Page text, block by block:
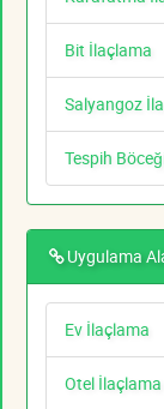
Bit İlaçlama
Salyangoz
Tespih
Uygulama
Ev İlaçlama
Otel İlaçlama